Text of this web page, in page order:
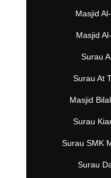
Masjid
Masjid
Surau
Surau At
Masjid
Surau
Surau SMK
Surau